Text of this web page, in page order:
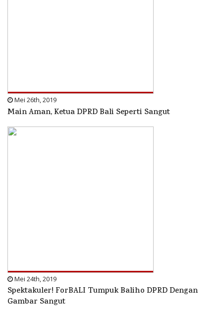
Mei 26th, 2019
Main Aman, Ketua DPRD Bali Seperti Sangut
Mei 24th, 2019
Spektakuler! ForBALI Tumpuk Baliho DPRD Dengan
Gambar Sangut